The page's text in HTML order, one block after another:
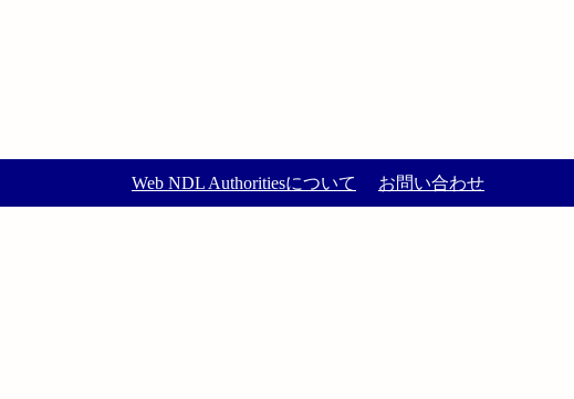
Web NDL Authoritiesについて お問い合わせ